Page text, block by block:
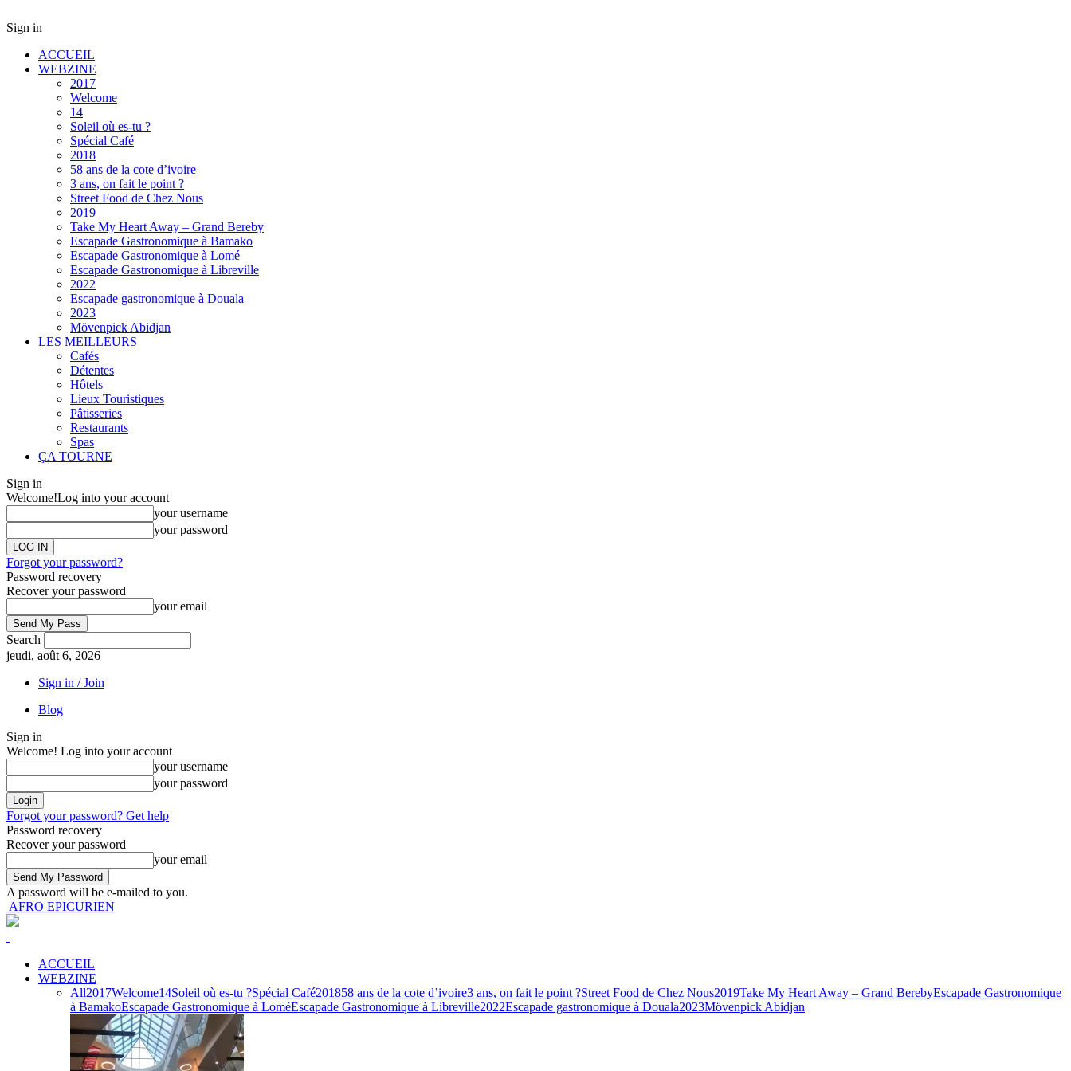
Sign in
ACCUEIL
WEBZINE
2017
Welcome
14
Soleil où es-tu ?
Spécial Café
2018
58 ans de la cote d’ivoire
3 ans, on fait le point ?
Street Food de Chez Nous
2019
Take My Heart Away – Grand Bereby
Escapade Gastronomique à Bamako
Escapade Gastronomique à Lomé
Escapade Gastronomique à Libreville
2022
Escapade gastronomique à Douala
2023
Mövenpick Abidjan
LES MEILLEURS
Cafés
Détentes
Hôtels
Lieux Touristiques
Pâtisseries
Restaurants
Spas
ÇA TOURNE
Sign in
Welcome!Log into your account
your username
your password
Forgot your password?
Password recovery
Recover your password
your email
Search
jeudi, août 6, 2026
Sign in / Join
Blog
Sign in
Welcome! Log into your account
your username
your password
Forgot your password? Get help
Password recovery
Recover your password
your email
A password will be e-mailed to you.
AFRO EPICURIEN
ACCUEIL
WEBZINE
All2017Welcome14Soleil où es-tu ?Spécial Café201858 ans de la cote d’ivoire3 ans, on fait le point ?Street Food de Chez Nous2019Take My Heart Away – Grand BerebyEscapade Gastronomique
à BamakoEscapade Gastronomique à LoméEscapade Gastronomique à Libreville2022Escapade gastronomique à Douala2023Mövenpick Abidjan